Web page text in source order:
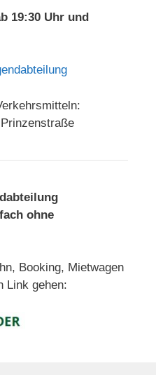
19:30 Uhr und
ohne
Booking, Mietwagen
Link gehen: